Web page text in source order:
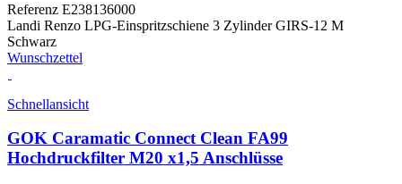
Referenz E238136000
Landi Renzo LPG-Einspritzschiene 3 Zylinder GIRS-12 M
Schwarz
Wunschzettel
Schnellansicht
GOK Caramatic Connect Clean FA99
Hochdruckfilter M20 x1,5 Anschlüsse